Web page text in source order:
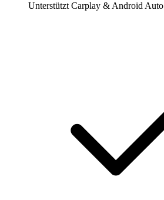
Unterstützt Carplay & Android Auto